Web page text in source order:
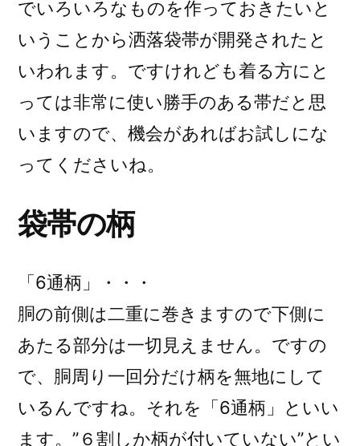
でいろいろなものを作っておきたいと
いうことから洒落袋帯が開発されたと
いわれます。ですけれども着る方にと
っては非常に使い勝手のある帯だと思
いますので、機会があればお試しにな
ってくださいね。
袋帯の柄
「6通柄」・・・
胴の前側は二重に巻きますので下側に
あたる部分は一切見えません。ですの
で、胴周り一回分だけ柄を無地にして
いるんですね。それを「6通柄」といい
ます。”６割しか柄が付いていない”とい